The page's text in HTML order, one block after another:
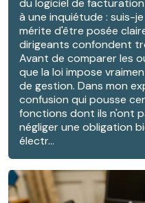
à une inquiétude : suis-
mérite d'être posée
dirigeants confondent
Avant de comparer les
que la loi impose
de gestion. Dans mon
confusion qui pousse
fonctions dont ils n'ont
négliger une obligation
électr...